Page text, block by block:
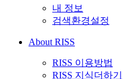
내 정보
검색환경설정
About RISS
RISS 이용방법
RISS 지식더하기